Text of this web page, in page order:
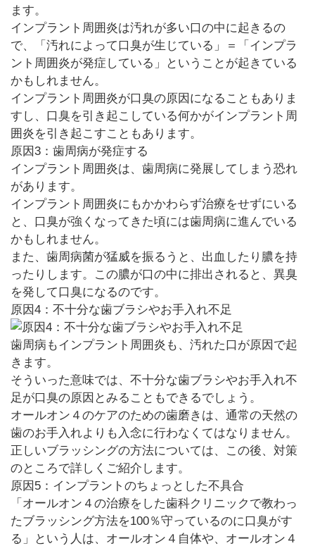
ます。
インプラント周囲炎は汚れが多い口の中に起きるの
で、「汚れによって口臭が生じている」＝「インプラ
ント周囲炎が発症している」ということが起きている
かもしれません。
インプラント周囲炎が口臭の原因になることもありま
すし、口臭を引き起こしている何かがインプラント周
囲炎を引き起こすこともあります。
原因3：歯周病が発症する
インプラント周囲炎は、歯周病に発展してしまう恐れ
があります。
インプラント周囲炎にもかかわらず治療をせずにいる
と、口臭が強くなってきた頃には歯周病に進んでいる
かもしれません。
また、歯周病菌が猛威を振るうと、出血したり膿を持
ったりします。この膿が口の中に排出されると、異臭
を発して口臭になるのです。
原因4：不十分な歯ブラシやお手入れ不足
歯周病もインプラント周囲炎も、汚れた口が原因で起
きます。
そういった意味では、不十分な歯ブラシやお手入れ不
足が口臭の原因とみることもできるでしょう。
オールオン４のケアのための歯磨きは、通常の天然の
歯のお手入れよりも入念に行わなくてはなりません。
正しいブラッシングの方法については、この後、対策
のところで詳しくご紹介します。
原因5：インプラントのちょっとした不具合
「オールオン４の治療をした歯科クリニックで教わっ
たブラッシング方法を100％守っているのに口臭がす
る」という人は、オールオン４自体や、オールオン４